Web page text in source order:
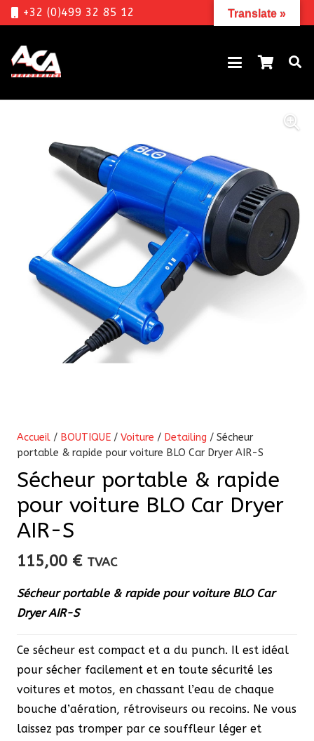
+32 (0)499 32 85 12
Accueil / BOUTIQUE / Voiture / Detailing / Sécheur
portable & rapide pour voiture BLO Car Dryer AIR-S
Sécheur portable & rapide
pour voiture BLO Car Dryer
AIR-S
115,00 € TVAC
Sécheur portable & rapide pour voiture BLO Car
Dryer AIR-S
Ce sécheur est compact et a du punch. Il est idéal
pour sécher facilement et en toute sécurité les
voitures et motos, en chassant l’eau de chaque
bouche d’aération, rétroviseurs ou recoins. Ne vous
laissez pas tromper par ce souffleur léger et
Translate »